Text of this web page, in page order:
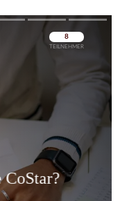
Überspringen